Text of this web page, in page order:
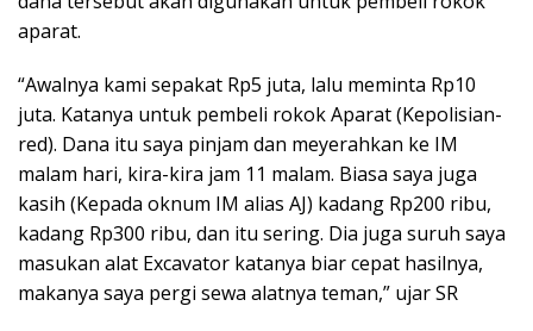
aparat.
“Awalnya kami sepakat Rp5 juta, lalu meminta Rp10
juta. Katanya untuk pembeli rokok Aparat (Kepolisian-
red). Dana itu saya pinjam dan meyerahkan ke IM
malam hari, kira-kira jam 11 malam. Biasa saya juga
kasih (Kepada oknum IM alias AJ) kadang Rp200 ribu,
kadang Rp300 ribu, dan itu sering. Dia juga suruh saya
masukan alat Excavator katanya biar cepat hasilnya,
makanya saya pergi sewa alatnya teman,” ujar SR